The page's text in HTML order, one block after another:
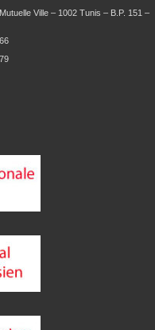
Ville – 1002 Tunis – B.P. 151 –